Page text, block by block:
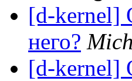
[d-kernel]
него?
[d-kernel]